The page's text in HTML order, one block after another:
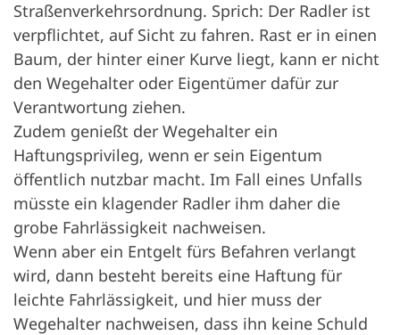
Straßenverkehrsordnung. Sprich: Der Radler ist
verpflichtet, auf Sicht zu fahren. Rast er in einen
Baum, der hinter einer Kurve liegt, kann er nicht
den Wegehalter oder Eigentümer dafür zur
Verantwortung ziehen.
Zudem genießt der Wegehalter ein
Haftungsprivileg, wenn er sein Eigentum
öffentlich nutzbar macht. Im Fall eines Unfalls
müsste ein klagender Radler ihm daher die
grobe Fahrlässigkeit nachweisen.
Wenn aber ein Entgelt fürs Befahren verlangt
wird, dann besteht bereits eine Haftung für
leichte Fahrlässigkeit, und hier muss der
Wegehalter nachweisen, dass ihn keine Schuld